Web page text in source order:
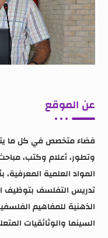
عن الموقع
فضاء متخصص في كل ما
وتطور، أعلام وكتب،
المواد العلمية
تدريس التفلسف بتوظيف
الذهنية للمفاهيم
السينما والوثائقيات